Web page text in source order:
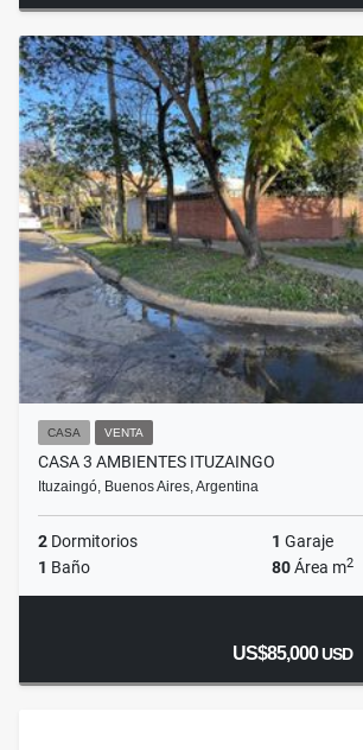
CASA VENTA
CASA 3 AMBIENTES ITUZAINGO
Ituzaingó, Buenos Aires, Argentina
2 Dormitorios 1 Garaje
1 Baño 80Área m2
US$85,000USD